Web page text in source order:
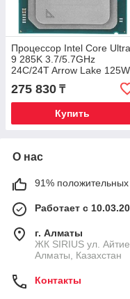
Процессор Intel Core Ultra
9 285K 3.7/5.7GHz
24C/24T Arrow Lake 125W
FCLGA1851 TRAY
275 830 ₸
Купить
О нас
91% положительных
Работает с
г. Алматы
​ЖК SIRIUS​ ул.
Алматы, Казахстан
Контакты